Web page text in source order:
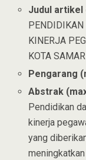
Judul artikel
PENDIDIKAN
KINERJA
KOTA
Pengarang
Abstrak
Pendidikan
kinerja
yang